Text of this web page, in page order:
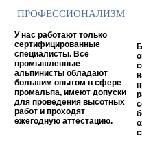
ПРОФЕССИОНАЛИЗМ
У нас работают только
сертифицированные
специалисты. Все
промышленные
альпинисты обладают
большим опытом в сфере
промальпа, имеют допуски
для проведения высотных
работ и проходят
ежегодную аттестацию.